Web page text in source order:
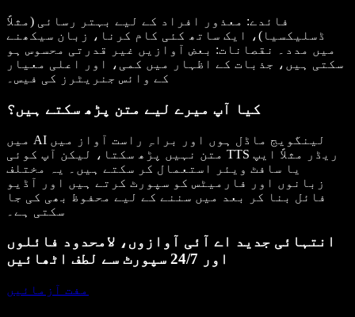
فائدے: معذور افراد کے لیے بہتر رسائی (مثلاً
ڈسلیکسیا)، ایک ساتھ کئی کام کرنا، زبان سیکھنے
میں مدد۔ نقصانات: بعض آوازیں غیر قدرتی محسوس ہو
سکتی ہیں، جذبات کے اظہار میں کمی، اور اعلی معیار
کے وائس جنریٹرز کی فیس۔
کیا آپ میرے لیے متن پڑھ سکتے ہیں؟
میں AI لینگویج ماڈل ہوں اور براہِ راست آواز میں
متن نہیں پڑھ سکتا، لیکن آپ کوئی TTS ریڈر مثلاً ایپ
یا سافٹ ویئر استعمال کر سکتے ہیں۔ یہ مختلف
زبانوں اور فارمیٹس کو سپورٹ کرتے ہیں اور آڈیو
فائل بنا کر بعد میں سننے کے لیے محفوظ بھی کی جا
سکتی ہے۔
انتہائی جدید اے آئی آوازوں، لامحدود فائلوں
اور 24/7 سپورٹ سے لطف اٹھائیں
مفت آزمائیں